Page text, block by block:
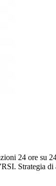
24 ore su
Strategia